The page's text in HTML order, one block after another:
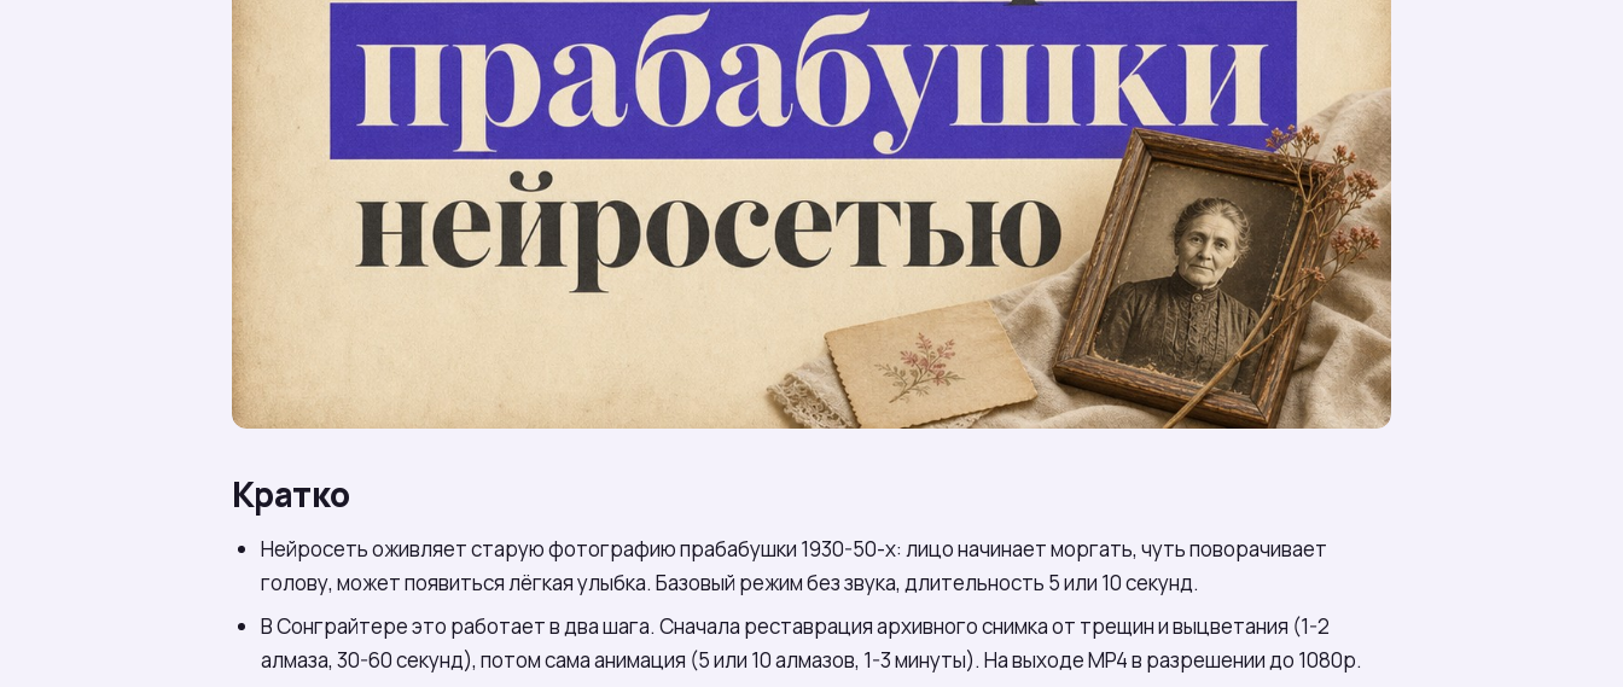
Кратко
Нейросеть оживляет старую фотографию прабабушки 1930-50-х: лицо начинает моргать, чуть поворачивает
голову, может появиться лёгкая улыбка. Базовый режим без звука, длительность 5 или 10 секунд.
В Сонграйтере это работает в два шага. Сначала реставрация архивного снимка от трещин и выцветания (1-2
алмаза, 30-60 секунд), потом сама анимация (5 или 10 алмазов, 1-3 минуты). На выходе MP4 в разрешении до 1080p.